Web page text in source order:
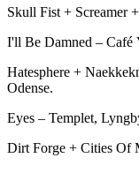
Skull Fist + Screamer
I'll Be Damned – Café
Hatesphere +
Odense.
Eyes – Templet,
Dirt Forge + Cities Of